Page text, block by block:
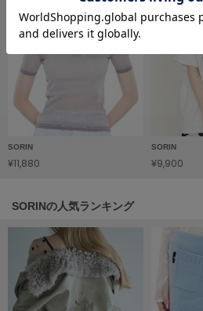
FILA
フィラ
FRAY I.D
フレイアイディー
FURFUR
ファーファー
GELATO PIQUE CAT&DOG
ジェラート ピケ キャットアンドドッグ
gelato pique Sleep
ジェラート ピケ スリープ
SORIN
¥11,880
SORIN
¥9,900
SORINの人気ランキング